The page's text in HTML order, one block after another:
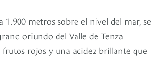
1.900 metros sobre el nivel del mar, se
oriundo del Valle de Tenza
rojos y una acidez brillante que